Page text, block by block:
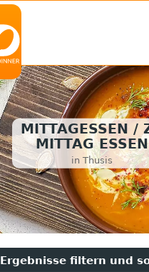
MITTAGESSEN /
MITTAG ESSEN
in Thusis
Ergebnisse filtern und